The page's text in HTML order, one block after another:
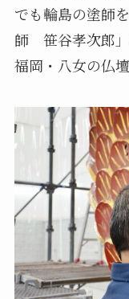
でも輪島の塗師
師 笹谷孝次郎
福岡・八女の仏